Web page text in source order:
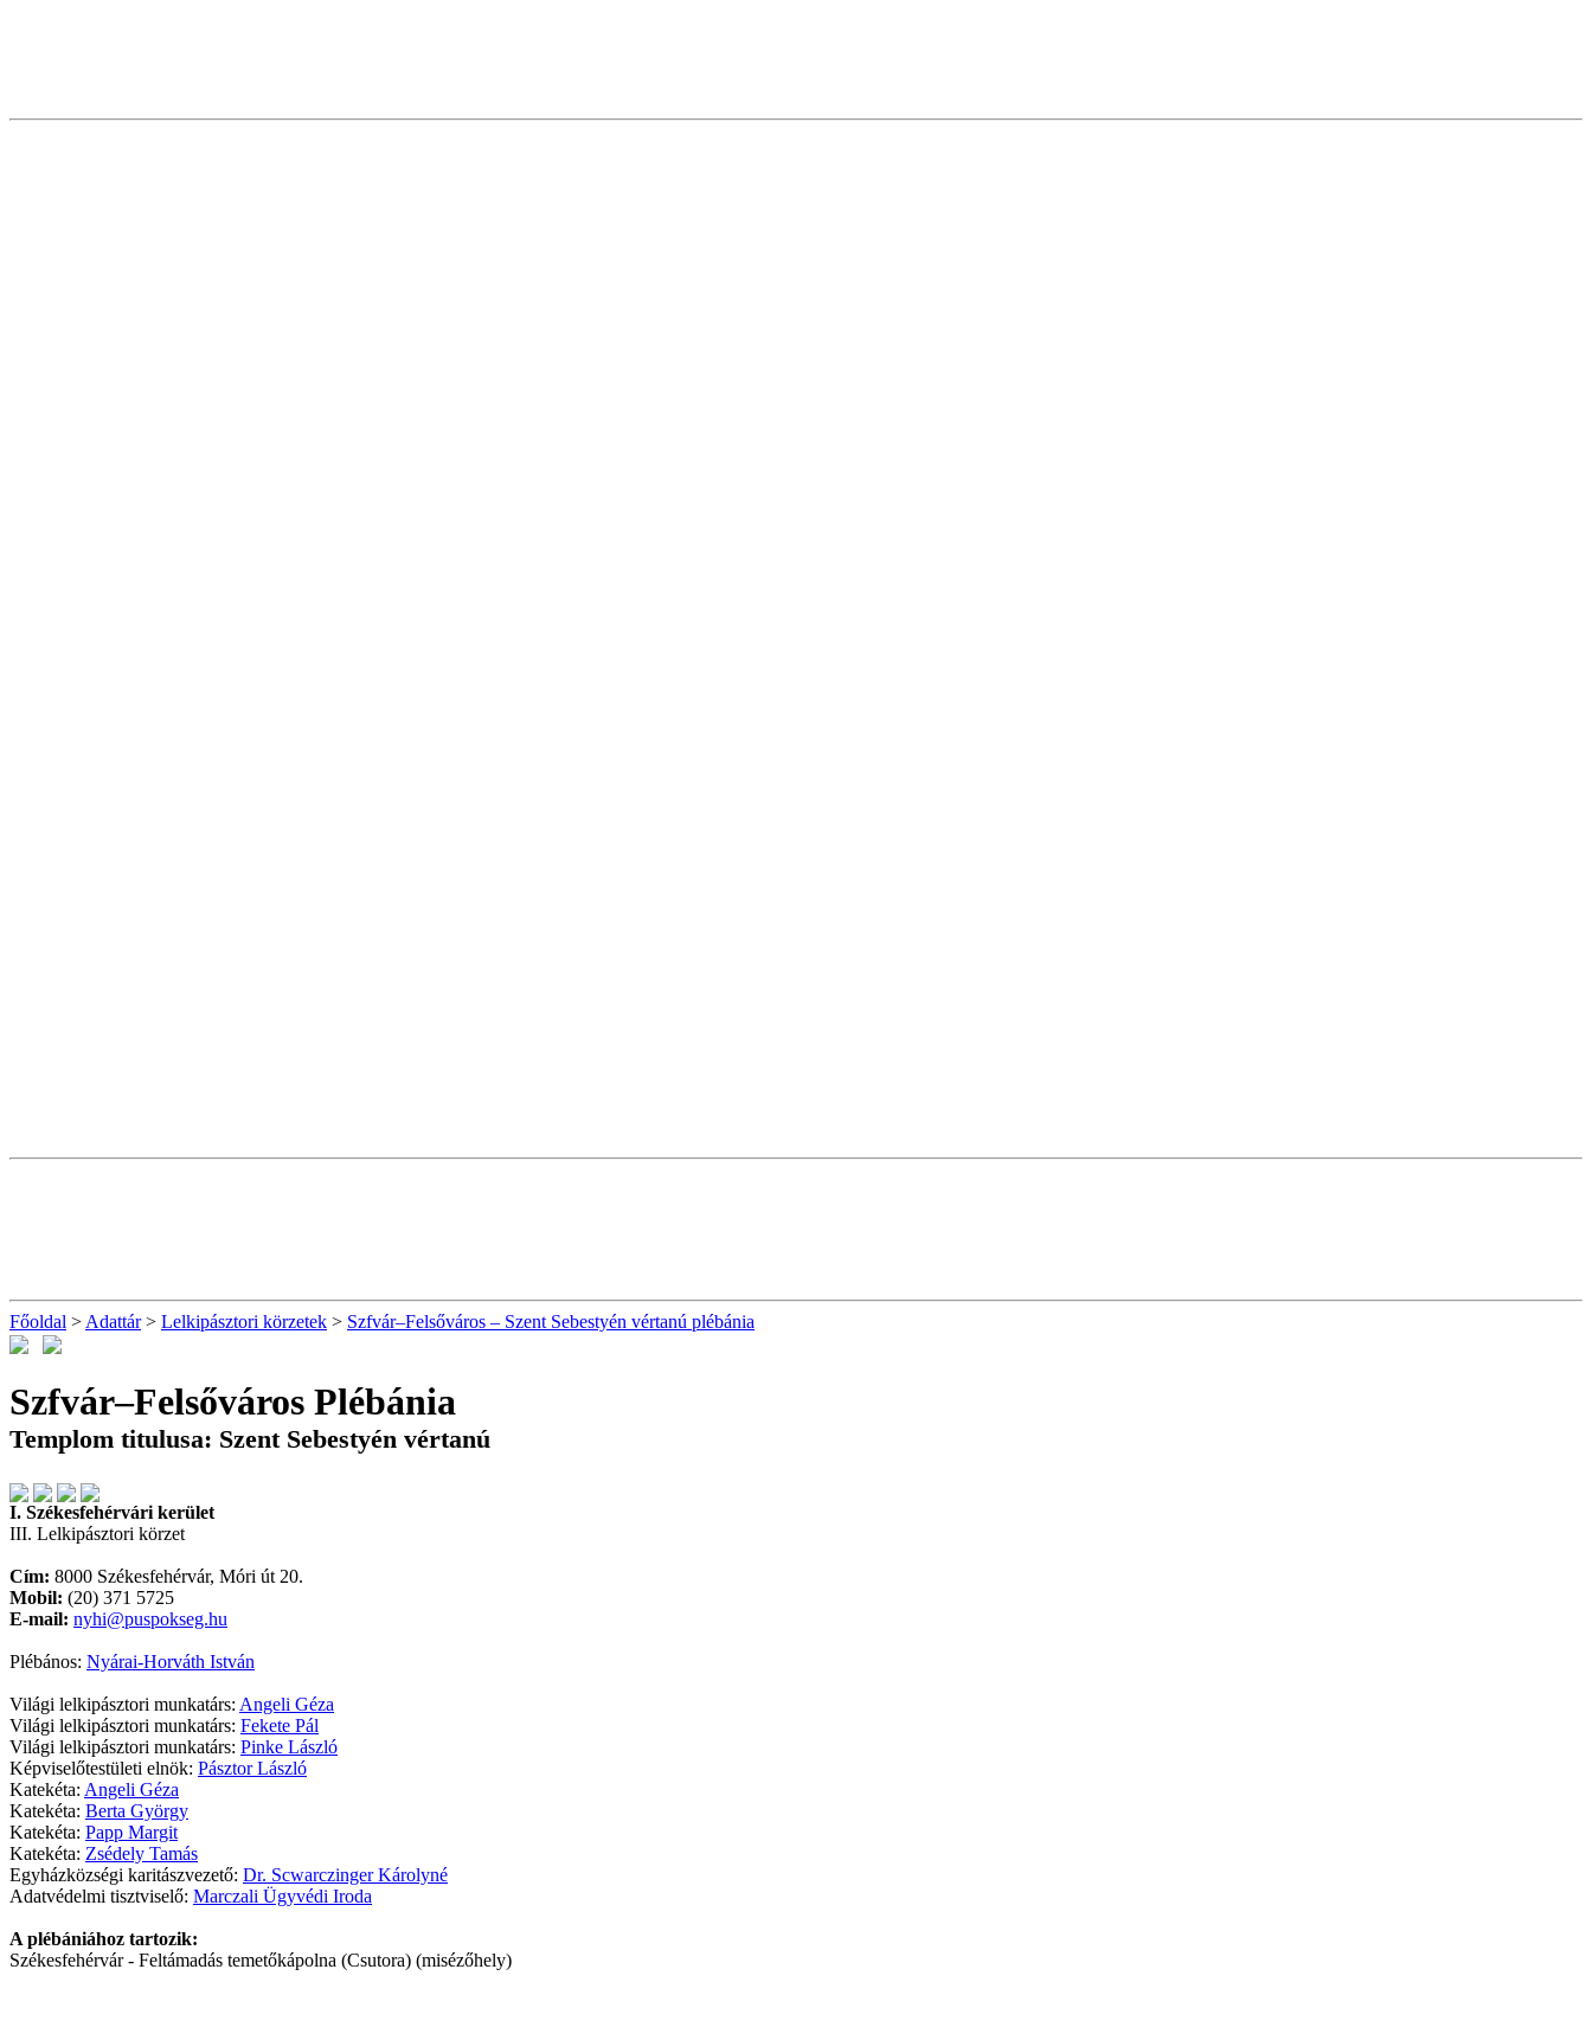
Főoldal > Adattár> Lelkipásztori körzetek > Szfvár–Felsőváros – Szent Sebestyén vértanú plébánia
Szfvár–Felsőváros Plébánia
Templom titulusa: Szent Sebestyén vértanú
I. Székesfehérvári kerület
III. Lelkipásztori körzet
Cím: 8000 Székesfehérvár, Móri út 20.
Mobil: (20) 371 5725
E-mail: nyhi@puspokseg.hu
Plébános: Nyárai-Horváth István
Világi lelkipásztori munkatárs: Angeli Géza
Világi lelkipásztori munkatárs: Fekete Pál
Világi lelkipásztori munkatárs: Pinke László
Képviselőtestületi elnök: Pásztor László
Katekéta: Angeli Géza
Katekéta: Berta György
Katekéta: Papp Margit
Katekéta: Zsédely Tamás
Egyházközségi karitászvezető: Dr. Scwarczinger Károlyné
Adatvédelmi tisztviselő: Marczali Ügyvédi Iroda
A plébániához tartozik:
Székesfehérvár - Feltámadás temetőkápolna (Csutora) (misézőhely)